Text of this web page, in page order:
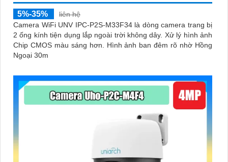
5%-35%
liên hệ
Camera WiFi UNV IPC-P2S-M33F34 là dòng camera trang bị
2 ống kính tiện dụng lắp ngoài trời không dây. Xử lý hình ảnh
Chip CMOS màu sáng hơn. Hình ảnh ban đêm rõ nhờ Hồng
Ngoại 30m